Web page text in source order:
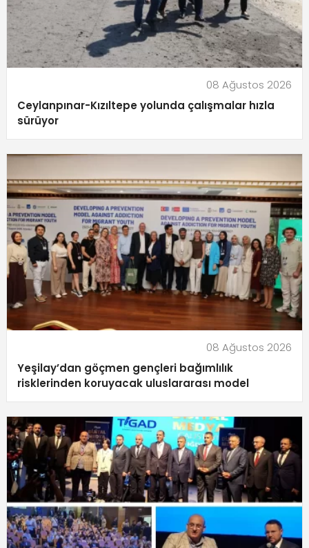
08 Ağustos 2026
Ceylanpınar-Kızıltepe yolunda çalışmalar hızla
sürüyor
08 Ağustos 2026
Yeşilay’dan göçmen gençleri bağımlılık
risklerinden koruyacak uluslararası model